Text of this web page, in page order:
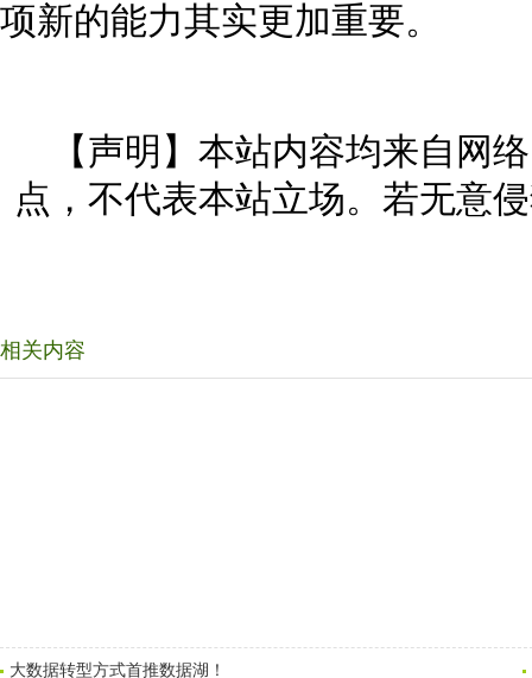
项新的能力其实更加重要。
【声明】本站内容均来自网
点，不代表本站立场。若无意
相关内容
大数据转型方式首推数据湖！